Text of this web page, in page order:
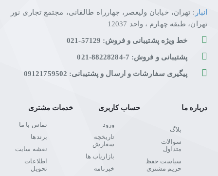
انبار : تهران، خیابان ولیعصر، چهارراه طالقانی، مجتمع تجاری نور
تهران، طبقه چهارم ، واحد 12037
خط ویژه پشتیبانی و فروش: 57129-021
پشتیبانی و فروش: 7-88228284-021
پیگیری سفارشات و ارسال و پشتیبانی: 09121759502
درباره ما
بلاگ
سوالات
متداول
سیاست حفظ
حریم مشتری
حساب کاربری
ورود
تاریخچه
سفارش
بازاریاب ها
خبرنامه
خدمات مشتری
تماس با ما
برندها
نقشه سایت
اطلاعات
تحویل